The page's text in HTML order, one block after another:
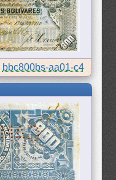
bbc800bs-aa01-c4